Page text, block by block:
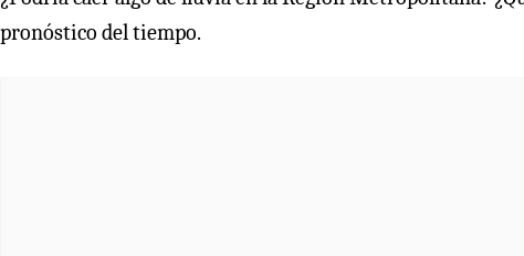
pronóstico del tiempo.